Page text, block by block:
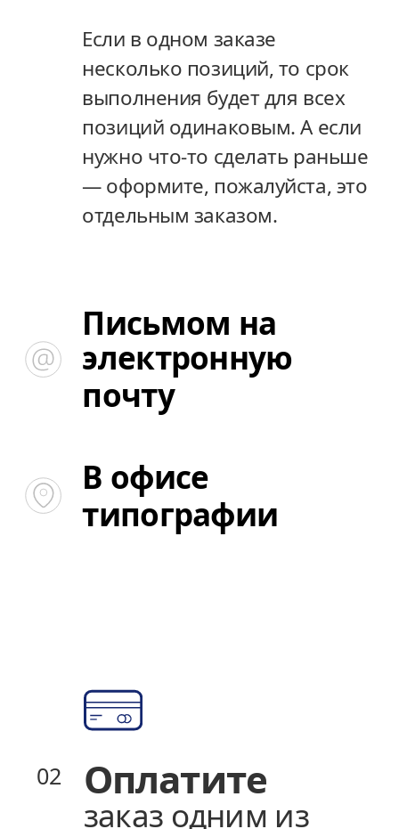
Если в одном заказе
несколько позиций, то срок
выполнения будет для всех
позиций одинаковым. А если
нужно что-то сделать раньше
— оформите, пожалуйста, это
отдельным заказом.
Письмом на
электронную
почту
В офисе
типографии
Оплатите
заказ одним из
02
Если в одном заказе
несколько позиций, то срок
выполнения будет для всех
позиций одинаковым. А если
нужно что-то сделать раньше
— оформите, пожалуйста, это
отдельным заказом.
Письмом на
электронную
почту
В офисе
типографии
Оплатите
заказ одним из
02